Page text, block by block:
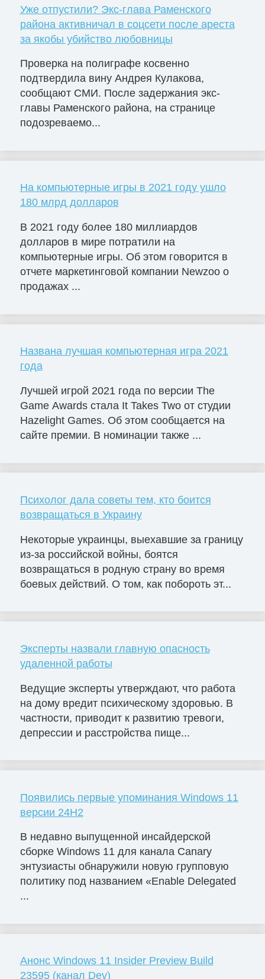
Уже отпустили? Экс-глава Раменского
района активничал в соцсети после ареста
за якобы убийство любовницы
Проверка на полиграфе косвенно
подтвердила вину Андрея Кулакова,
сообщают СМИ. После задержания экс-
главы Раменского района, на странице
подозреваемо...
На компьютерные игры в 2021 году ушло
180 млрд долларов
В 2021 году более 180 миллиардов
долларов в мире потратили на
компьютерные игры. Об этом говорится в
отчете маркетинговой компании Newzoo о
продажах ...
Названа лучшая компьютерная игра 2021
года
Лучшей игрой 2021 года по версии The
Game Awards стала It Takes Two от студии
Hazelight Games. Об этом сообщается на
сайте премии. В номинации также ...
Психолог дала советы тем, кто боится
возвращаться в Украину
Некоторые украинцы, выехавшие за границу
из-за российской войны, боятся
возвращаться в родную страну во время
боевых действий. О том, как побороть эт...
Эксперты назвали главную опасность
удаленной работы
Ведущие эксперты утверждают, что работа
на дому вредит психическому здоровью. В
частности, приводит к развитию тревоги,
депрессии и расстройства пище...
Появились первые упоминания Windows 11
версии 24H2
В недавно выпущенной инсайдерской
сборке Windows 11 для канала Canary
энтузиасты обнаружили новую групповую
политику под названием «Enable Delegated
...
Анонс Windows 11 Insider Preview Build
23595 (канал Dev)